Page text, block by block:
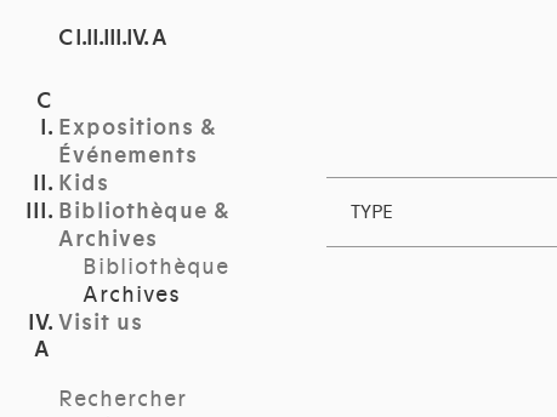
C I.II.III.IV. A
Expositions &
Événements
Kids
Bibliothèque &
Archives
Bibliothèque
Archives
Visit us
Rechercher
TYPE